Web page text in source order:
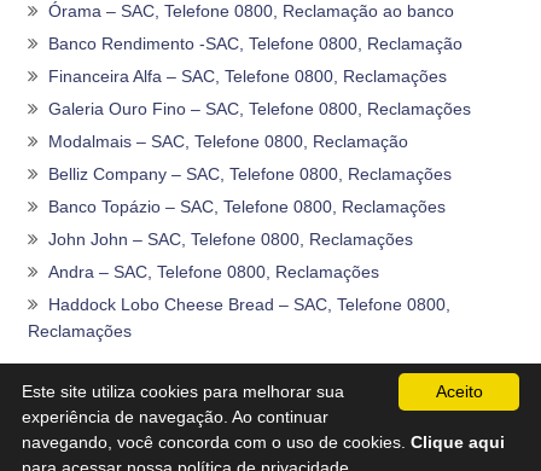
Órama – SAC, Telefone 0800, Reclamação ao banco
Banco Rendimento -SAC, Telefone 0800, Reclamação
Financeira Alfa – SAC, Telefone 0800, Reclamações
Galeria Ouro Fino – SAC, Telefone 0800, Reclamações
Modalmais – SAC, Telefone 0800, Reclamação
Belliz Company – SAC, Telefone 0800, Reclamações
Banco Topázio – SAC, Telefone 0800, Reclamações
John John – SAC, Telefone 0800, Reclamações
Andra – SAC, Telefone 0800, Reclamações
Haddock Lobo Cheese Bread – SAC, Telefone 0800,
Reclamações
Aceito
Este site utiliza cookies para melhorar sua
experiência de navegação. Ao continuar
navegando, você concorda com o uso de cookies. Clique aqui
Otimizado por Textualizar.